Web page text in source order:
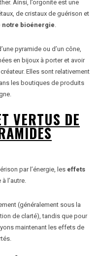
Ainsi, l’orgonite est une
de cristaux de guérison et
bioénergie.
pyramide ou d’un cône,
en bijoux à porter et avoir
Elles sont relativement
les boutiques de produits
VERTUS DE
par l’énergie, les effets
l’autre.
(généralement sous la
de clarté), tandis que pour
maintenant les effets de